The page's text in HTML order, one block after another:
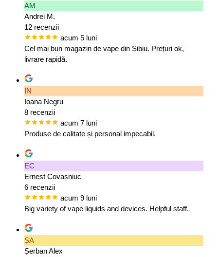
AM
Andrei M.
12 recenzii
acum 5 luni
Cel mai bun magazin de vape din Sibiu. Prețuri ok,
livrare rapidă.
IN
Ioana Negru
8 recenzii
acum 7 luni
Produse de calitate și personal impecabil.
EC
Ernest Covașniuc
6 recenzii
acum 9 luni
Big variety of vape liquids and devices. Helpful staff.
ȘA
Șerban Alex